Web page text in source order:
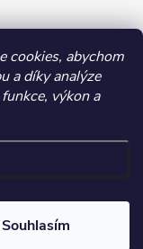
cookies, abychom
a díky analýze
výkon a
Souhlasím
práva vyhrazena.